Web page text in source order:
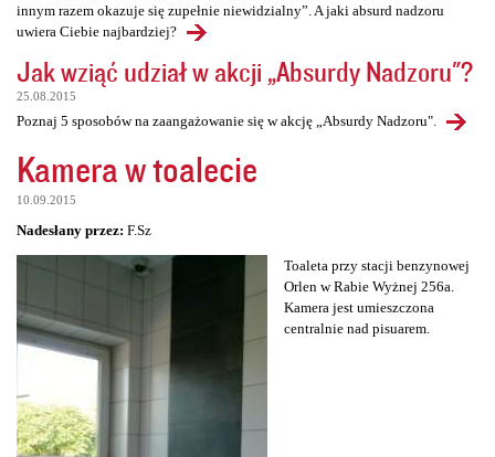
innym razem okazuje się zupełnie niewidzialny”. A jaki absurd nadzoru
uwiera Ciebie najbardziej?
Jak wziąć udział w akcji „Absurdy Nadzoru"?
25.08.2015
Poznaj 5 sposobów na zaangażowanie się w akcję „Absurdy Nadzoru".
Kamera w toalecie
10.09.2015
Nadesłany przez: F.Sz
Toaleta przy stacji benzynowej
Orlen w Rabie Wyżnej 256a.
Kamera jest umieszczona
centralnie nad pisuarem.